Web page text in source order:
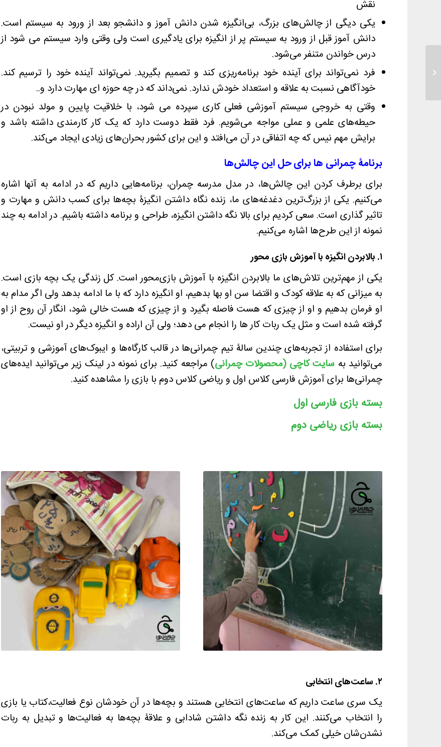
نقش
یکی دیگی از چالش‌های بزرگ، بی‌انگیزه شدن دانش آموز و دانشجو بعد از ورود به سیستم است.
دانش آموز قبل از ورود به سیستم پر از انگیزه برای یادگیری است ولی وقتی وارد سیستم می شود از
درس خواندن متنفر می‌شود.
فرد نمی‌تواند برای آینده خود برنامه‌ریزی کند و تصمیم بگیرید. نمی‌تواند آینده خود را ترسیم کند.
خودآگاهی نسبت به علاقه و استعداد خودش ندارد. نمی‌داند که در چه حوزه ای مهارت دارد و..
وقتی به خروجی سیستم آموزشی فعلی کاری سپرده می شود، با خلاقیت پایین و مولد نبودن در
حیطه‌های علمی و عملی مواجه می‌شویم. فرد فقط دوست دارد که یک کار کارمندی داشته باشد و
برایش مهم نیس که چه اتفاقی در آن می‌افتد و این برای کشور بحران‌های زیادی ایجاد می‌کند.
برنامۀ چمرانی‌ ها برای حل این چالش‌ها
برای برطرف کردن این چالش‌ها، در مدل مدرسه چمران، برنامه‌هایی داریم که در ادامه به آنها اشاره
می‌کنیم. یکی از بزرگ‌ترین دغدغه‌های ما، زنده نگاه داشتن انگیزۀ بچه‌ها برای کسب دانش و مهارت و
تاثیر گذاری است. سعی کردیم برای بالا نگه داشتن انگیزه، طراحی و برنامه داشته باشیم. در ادامه به چند
نمونه از این طرح‌ها اشاره می‌کنیم.
۱. بالابردن انگیزه با آموزش بازی محور
یکی از مهم‌ترین تلاش‌های ما بالابردن انگیزه با آموزش بازی‌محور است. کل زندگی یک بچه بازی است.
به میزانی که به علاقه کودک و اقتضا سن او بها بدهیم، او انگیزه دارد که با ما ادامه بدهد ولی اگر مدام به
او فرمان بدهیم و او از چیزی که هست فاصله بگیرد و از چیزی که هست خالی شود، انگار آن روح از او
گرفته شده است و مثل یک ربات کار ها را انجام می دهد؛ ولی آن اراده و انگیزه دیگر در او نیست.
برای استفاده از تجربه‌های چندین سالۀ تیم چمرانی‌ها در قالب کارگاه‌ها و ایبوک‌های آموزشی و تربیتی،
می‌توانید به سایت کاچی (محصولات چمرانی) مراجعه کنید. برای نمونه در لینک زیر می‌توانید ایده‌های
چمرانی‌ها برای آموزش فارسی کلاس اول و ریاضی کلاس دوم با بازی را مشاهده کنید.
بسته بازی فارسی اول
بسته بازی ریاضی دوم
۲. ساعت‌های انتخابی
یک سری ساعت داریم که ساعت‌های انتخابی هستند و بچه‌ها در آن خودشان نوع فعالیت،کتاب یا بازی
را انتخاب می‌کنند. این کار به زنده نگه داشتن شادابی و علاقۀ بچه‌ها به فعالیت‌ها و تبدیل به ربات
نشدن‌شان خیلی کمک می‌کند.
استخر پدر و کودک چمرانی